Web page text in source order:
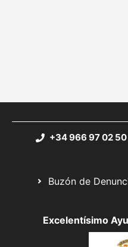
+34 966 97 02 50
Buzón de
Excelentísimo